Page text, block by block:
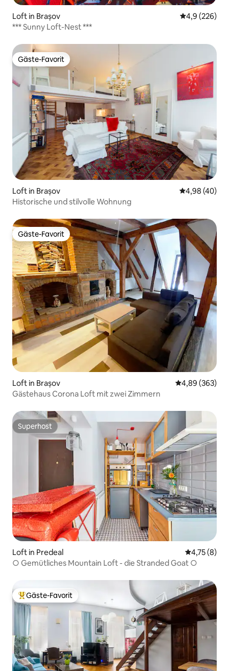
Loft in Brașov
4,9 (226)
*** Sunny Loft-Nest ***
Gäste-Favorit
Gäste-Favorit
Loft in Brașov
4,98 (40)
Historische und stilvolle Wohnung
Gäste-Favorit
Gäste-Favorit
Loft in Brașov
4,89 (363)
Gästehaus Corona Loft mit zwei Zimmern
Superhost
Superhost
Loft in Predeal
4,75 (8)
○ Gemütliches Mountain Loft - die Stranded Goat ○
Beliebter Gäste-Favorit.
Gäste-Favorit